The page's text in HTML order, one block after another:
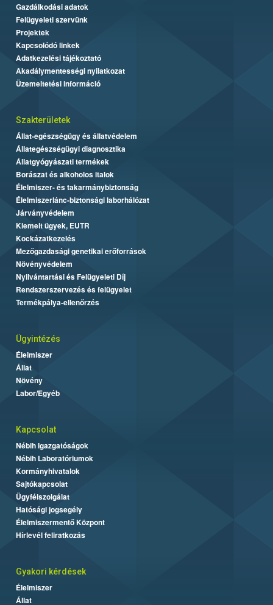
Gazdálkodási adatok
Felügyeleti szervünk
Projektek
Kapcsolódó linkek
Adatkezelési tájékoztató
Akadálymentességi nyilatkozat
Üzemeltetési információ
Szakterületek
Állat-egészségügy és állatvédelem
Állategészségügyi diagnosztika
Állatgyógyászati termékek
Borászat és alkoholos italok
Élelmiszer- és takarmánybiztonság
Élelmiszerlánc-biztonsági laborhálózat
Járványvédelem
Kiemelt ügyek, EUTR
Kockázatkezelés
Mezőgazdasági genetikai erőforrások
Növényvédelem
Nyilvántartási és Felügyeleti Díj
Rendszerszervezés és felügyelet
Termékpálya-ellenőrzés
Ügyintézés
Élelmiszer
Állat
Növény
Labor/Egyéb
Kapcsolat
Nébih Igazgatóságok
Nébih Laboratóriumok
Kormányhivatalok
Sajtókapcsolat
Ügyfélszolgálat
Hatósági jogsegély
Élelmiszermentő Központ
Hírlevél feliratkozás
Gyakori kérdések
Élelmiszer
Állat